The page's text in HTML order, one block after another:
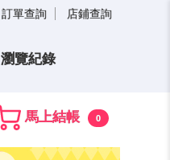
訂單查詢 店鋪查詢
瀏覽紀錄
馬上結帳 0